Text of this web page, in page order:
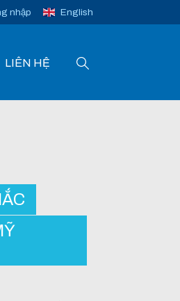
nhập English
LIÊN HỆ